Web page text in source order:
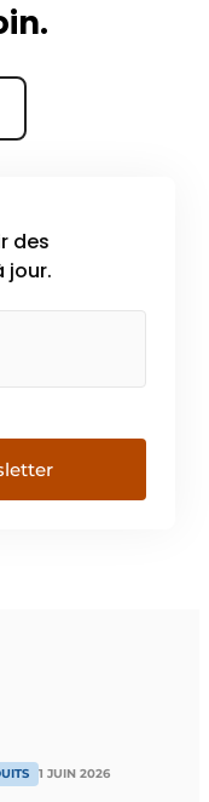
des
jour.
1 JUIN 2026